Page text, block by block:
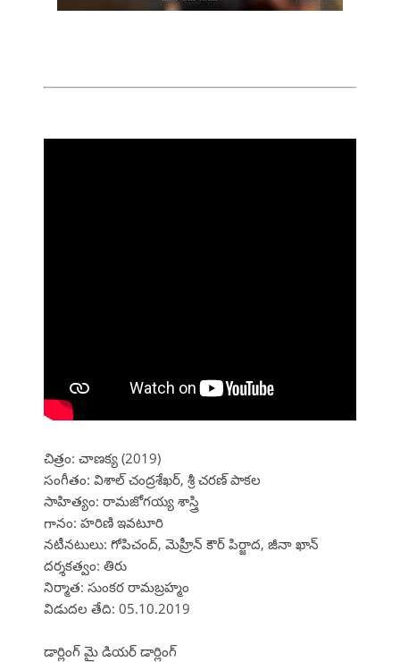
చిత్రం: చాణక్య (2019)
సంగీతం: విశాల్ చంద్రశేఖర్, శ్రీ చరణ్ పాకల
సాహిత్యం: రామజోగయ్య శాస్త్రి
గానం: హరిణి ఇవటూరి
నటీనటులు: గోపిచంద్, మెహ్రీన్ కౌర్ పిర్జాద, జీనా ఖాన్
దర్శకత్వం: తిరు
నిర్మాత: సుంకర రామబ్రహ్మం
విడుదల తేది: 05.10.2019
డార్లింగ్ మై డియర్ డార్లింగ్